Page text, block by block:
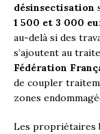
désinsectisation
1 500 et 3 000
au-delà si des
s’ajoutent au
Fédération
de coupler
zones
Les propriétaires